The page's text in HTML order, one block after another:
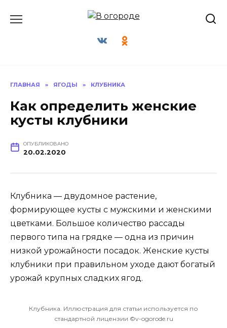
ГЛАВНАЯ » ЯГОДЫ » КЛУБНИКА
Как определить женские
кусты клубники
ОПУБЛИКОВАНО
20.02.2020
Клубника — двудомное растение,
формирующее кусты с мужскими и женскими
цветками. Большое количество рассады
первого типа на грядке — одна из причин
низкой урожайности посадок. Женские кусты
клубники при правильном уходе дают богатый
урожай крупных сладких ягод.
Клубника. Иллюстрация для статьи используется по
стандартной лицензии ©v-ogorode.ru